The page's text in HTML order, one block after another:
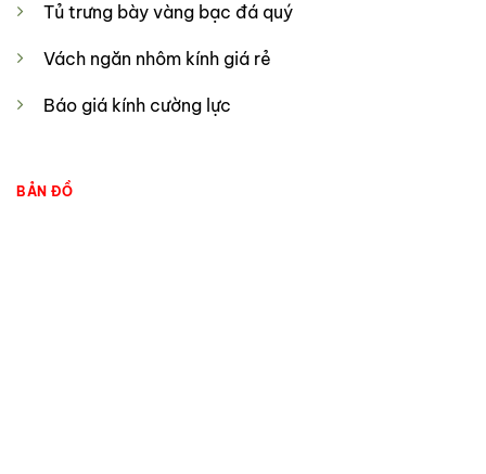
Tủ trưng bày vàng bạc đá quý
Vách ngăn nhôm kính giá rẻ
Báo giá kính cường lực
BẢN ĐỒ